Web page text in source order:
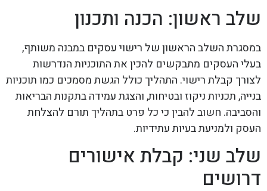
שלב ראשון: הכנה ותכנון
במסגרת השלב הראשון של רישוי עסקים במבנה משותף,
בעלי העסקים מתבקשים להכין את התוכניות הנדרשות
לצורך קבלת רישוי. התהליך כולל הגשת מסמכים כמו תוכניות
בנייה, תכניות ניקוז ובטיחות, והצגת עמידה בתקנות הבריאות
והסביבה. חשוב להבין כי כל פרט בתהליך תורם להצלחת
העסק ולמניעת בעיות עתידיות.
שלב שני: קבלת אישורים
דרושים